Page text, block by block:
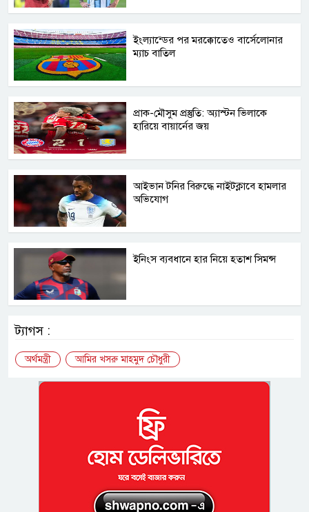
ইংল্যান্ডের পর মরক্কোতেও বার্সেলোনার
ম্যাচ বাতিল
প্রাক-মৌসুম প্রস্তুতি: অ্যাস্টন ভিলাকে
হারিয়ে বায়ার্নের জয়
আইভান টনির বিরুদ্ধে নাইটক্লাবে হামলার
অভিযোগ
ইনিংস ব্যবধানে হার নিয়ে হতাশ সিমন্স
ট্যাগস :
অর্থমন্ত্রী আমির খসরু মাহমুদ চৌধুরী